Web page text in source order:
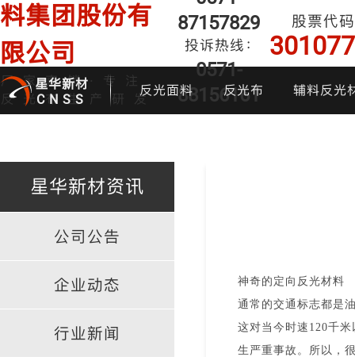
料集团股份有
限公司
厂家直销·专注
反光布生产研发
87157829
投诉热线：
0571-
88156161
股票代码
301077
星华新材
CNSS
反光面料 反光布 辅料反光
星华新材资讯
公司公告
企业动态
行业新闻
神奇的定向反光材料
通常的交通标志都是
这对当今时速 120千米
生严重事故。所以，